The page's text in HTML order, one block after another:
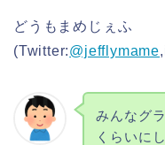
どうもまめじぇふ
(Twitter:@jefflymame
みんなグ
くらいに